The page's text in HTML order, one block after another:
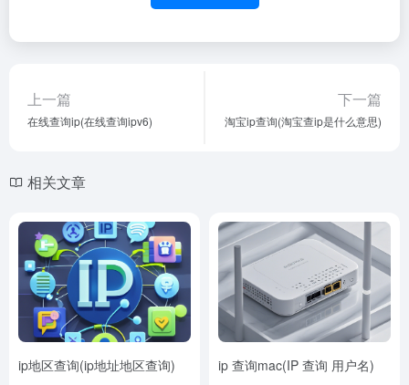
上一篇
在线查询ip(在线查询ipv6)
下一篇
淘宝ip查询(淘宝查ip是什么意思)
相关文章
ip地区查询(ip地址地区查询) ip 查询mac(IP 查询 用户名)